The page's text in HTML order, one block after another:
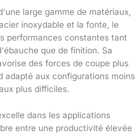
large gamme de matériaux,
inoxydable et la fonte, le
performances constantes tant
que de finition. Sa
des forces de coupe plus
adapté aux configurations moins
plus difficiles.
dans les applications
entre une productivité élevée